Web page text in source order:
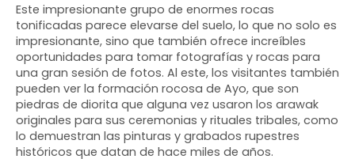
Este impresionante grupo de enormes rocas
tonificadas parece elevarse del suelo, lo que no solo es
impresionante, sino que también ofrece increíbles
oportunidades para tomar fotografías y rocas para
una gran sesión de fotos. Al este, los visitantes también
pueden ver la formación rocosa de Ayo, que son
piedras de diorita que alguna vez usaron los arawak
originales para sus ceremonias y rituales tribales, como
lo demuestran las pinturas y grabados rupestres
históricos que datan de hace miles de años.